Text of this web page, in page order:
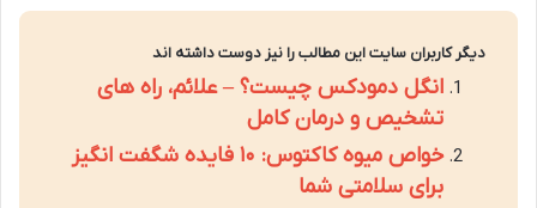
دیگر کاربران سایت این مطالب را نیز دوست داشته اند
انگل دمودکس چیست؟ – علائم، راه های
تشخیص و درمان کامل
خواص میوه کاکتوس: ۱۰ فایده شگفت انگیز
برای سلامتی شما